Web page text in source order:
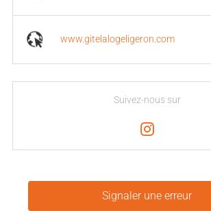
www.gitelalogeligeron.com
Suivez-nous sur
Signaler une erreur